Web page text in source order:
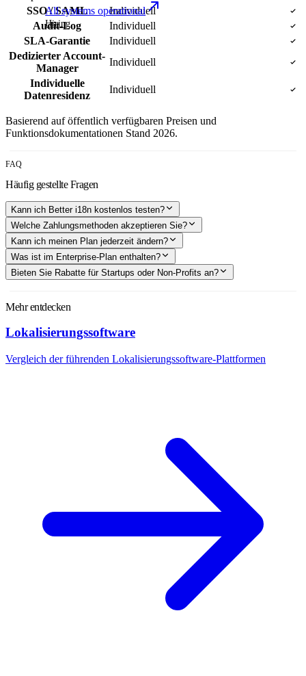
All systems operational
Hiring
SSO / SAML
Individuell
Audit-Log
Individuell
SLA-Garantie
Individuell
Dedizierter Account-
Manager
Individuell
Individuelle
Datenresidenz
Individuell
Basierend auf öffentlich verfügbaren Preisen und
Funktionsdokumentationen Stand 2026.
FAQ
Häufig gestellte Fragen
Kann ich Better i18n kostenlos testen?
Welche Zahlungsmethoden akzeptieren Sie?
Kann ich meinen Plan jederzeit ändern?
Was ist im Enterprise‑Plan enthalten?
Bieten Sie Rabatte für Startups oder Non‑Profits an?
Mehr entdecken
Lokalisierungssoftware
Vergleich der führenden Lokalisierungssoftware-Plattformen